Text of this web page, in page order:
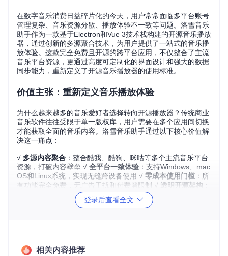
在数字音乐消费日益碎片化的今天，用户常常面临多平台账号
管理复杂、音乐资源分散、播放体验不一致等问题。洛雪音乐
助手作为一款基于Electron和Vue 3技术栈构建的开源音乐播放
器，通过创新的多源聚合技术，为用户提供了一站式的音乐播
放体验。这款完全免费且开源的跨平台应用，不仅整合了主流
音乐平台资源，更通过高度可定制化的界面设计和强大的数据
同步能力，重新定义了开源音乐播放器的使用标准。
价值主张：重新定义音乐播放体验
为什么越来越多的音乐爱好者选择转向开源播放器？传统商业
音乐软件往往受限于单一版权库，用户需要在多个应用间切换
才能获取全面的音乐内容。洛雪音乐助手通过以下核心价值解
决这一痛点：
√ 多源内容聚合 ：整合酷我、酷狗、咪咕等多个主流音乐平台
资源，打破内容壁垒 √ 全平台一致体验 ：支持Windows、mac
OS和Linux系统，实现无缝跨设备使用 √ 零成本使用门槛 ：所
有功能完全免费，无广告干扰和付费墙限制 √ 透明开源架构 ：
代码完全开放，用户可审查安全性并参与功能改进
洛雪音乐助手采用现代化的分层架构设计：
登录后查看全文
相关内容推荐